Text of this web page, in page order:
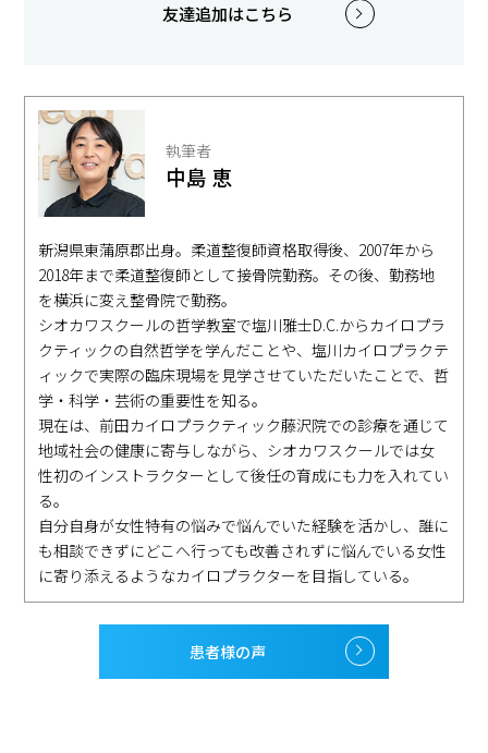
友達追加はこちら
執筆者
中島 恵
新潟県東蒲原郡出身。柔道整復師資格取得後、2007年から
2018年まで柔道整復師として接骨院勤務。その後、勤務地
を横浜に変え整骨院で勤務。
シオカワスクールの哲学教室で塩川雅士D.C.からカイロプラ
クティックの自然哲学を学んだことや、塩川カイロプラクテ
ィックで実際の臨床現場を見学させていただいたことで、哲
学・科学・芸術の重要性を知る。
現在は、前田カイロプラクティック藤沢院での診療を通じて
地域社会の健康に寄与しながら、シオカワスクールでは女
性初のインストラクターとして後任の育成にも力を入れてい
る。
自分自身が女性特有の悩みで悩んでいた経験を活かし、誰に
も相談できずにどこへ行っても改善されずに悩んでいる女性
に寄り添えるようなカイロプラクターを目指している。
患者様の声